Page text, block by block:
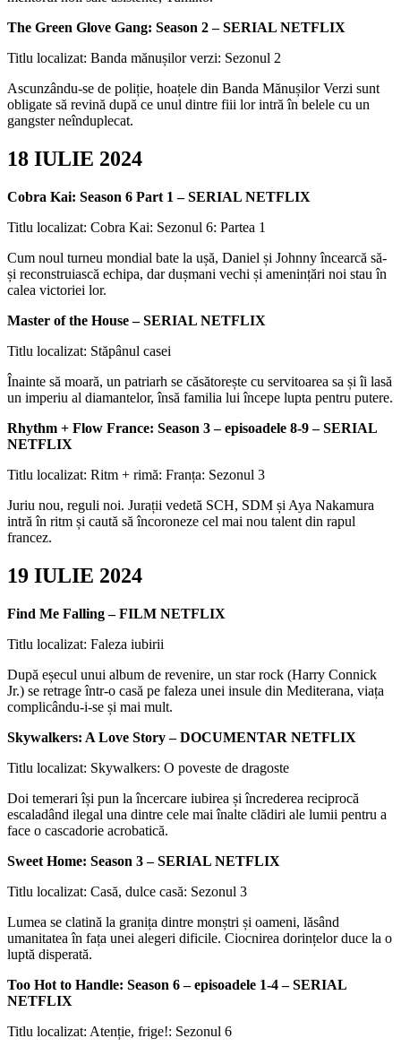
The Green Glove Gang: Season 2 – SERIAL NETFLIX
Titlu localizat: Banda mănușilor verzi: Sezonul 2
Ascunzându-se de poliție, hoațele din Banda Mănușilor Verzi sunt
obligate să revină după ce unul dintre fiii lor intră în belele cu un
gangster neînduplecat.
18 IULIE 2024
Cobra Kai: Season 6 Part 1 – SERIAL NETFLIX
Titlu localizat: Cobra Kai: Sezonul 6: Partea 1
Cum noul turneu mondial bate la ușă, Daniel și Johnny încearcă să-
și reconstruiască echipa, dar dușmani vechi și amenințări noi stau în
calea victoriei lor.
Master of the House – SERIAL NETFLIX
Titlu localizat: Stăpânul casei
Înainte să moară, un patriarh se căsătorește cu servitoarea sa și îi lasă
un imperiu al diamantelor, însă familia lui începe lupta pentru putere.
Rhythm + Flow France: Season 3 – episoadele 8-9 – SERIAL
NETFLIX
Titlu localizat: Ritm + rimă: Franța: Sezonul 3
Juriu nou, reguli noi. Jurații vedetă SCH, SDM și Aya Nakamura
intră în ritm și caută să încoroneze cel mai nou talent din rapul
francez.
19 IULIE 2024
Find Me Falling – FILM NETFLIX
Titlu localizat: Faleza iubirii
După eșecul unui album de revenire, un star rock (Harry Connick
Jr.) se retrage într-o casă pe faleza unei insule din Mediterana, viața
complicându-i-se și mai mult.
Skywalkers: A Love Story – DOCUMENTAR NETFLIX
Titlu localizat: Skywalkers: O poveste de dragoste
Doi temerari își pun la încercare iubirea și încrederea reciprocă
escaladând ilegal una dintre cele mai înalte clădiri ale lumii pentru a
face o cascadorie acrobatică.
Sweet Home: Season 3 – SERIAL NETFLIX
Titlu localizat: Casă, dulce casă: Sezonul 3
Lumea se clatină la granița dintre monștri și oameni, lăsând
umanitatea în fața unei alegeri dificile. Ciocnirea dorințelor duce la o
luptă disperată.
Too Hot to Handle: Season 6 – episoadele 1-4 – SERIAL
NETFLIX
Titlu localizat: Atenție, frige!: Sezonul 6